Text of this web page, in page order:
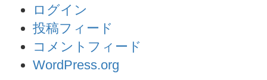
ログイン
投稿フィード
コメントフィード
WordPress.org